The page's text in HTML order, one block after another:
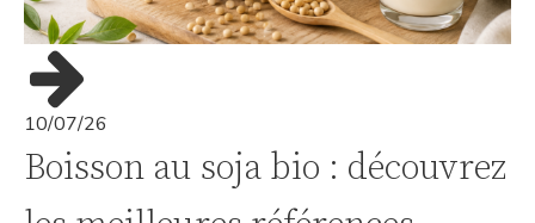
10/07/26
Boisson au soja bio : découvrez